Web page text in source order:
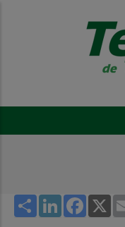
Share LinkedIn X